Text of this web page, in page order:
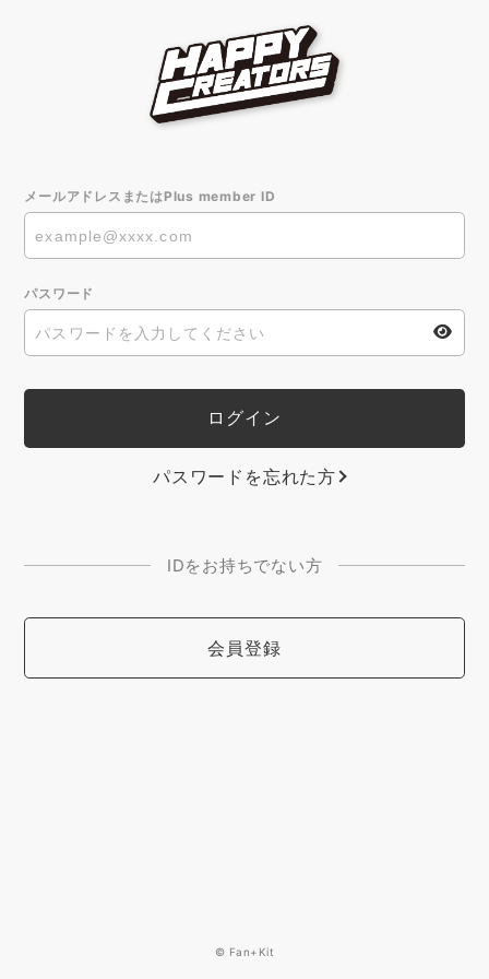
メールアドレスまたはPlus member ID
パスワード
パスワードを忘れた方
IDをお持ちでない方
会員登録
© Fan+Kit